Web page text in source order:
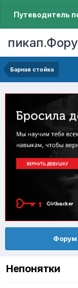
Путеводитель
Барная стойка
Форум
Непонятки